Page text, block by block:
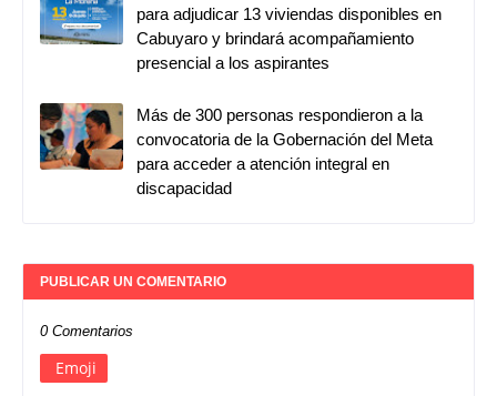
para adjudicar 13 viviendas disponibles en
Cabuyaro y brindará acompañamiento
presencial a los aspirantes
Más de 300 personas respondieron a la
convocatoria de la Gobernación del Meta
para acceder a atención integral en
discapacidad
PUBLICAR UN COMENTARIO
0 Comentarios
Emoji